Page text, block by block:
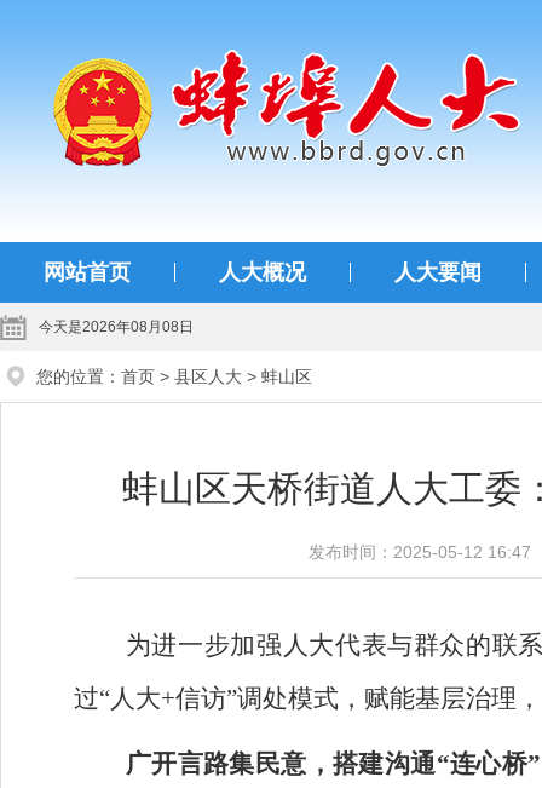
网站首页 人大概况 人大要闻
今天是2026年08月08日
您的位置： 首页 > 县区人大 > 蚌山区
蚌山区天桥街道人大工委
发布时间：2025-05-12
为进一步加强人大代表与群众的联
过“人大+信访”调处模式，赋能基层治理
广开言路集民意，搭建沟通“连心桥